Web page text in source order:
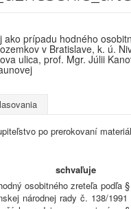
ako prípadu hodného
v Bratislave, k. ú.
ulica, prof. Mgr. Júlii
po prerokovaní
schvaľuje
osobitného zreteľa podľa
národnej rady č. 138/